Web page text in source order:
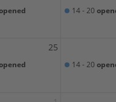
14 - 20
25
14 - 20